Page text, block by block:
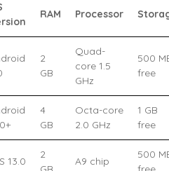
RAM Processor
2
GB
Quad-
core 1.5
GHz
500
free
4
GB
Octa-core
2.0 GHz
1 GB
free
13.0
2
A9 chip
500